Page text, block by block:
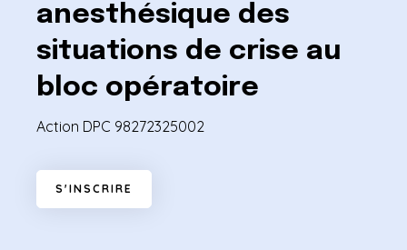
anesthésique des
situations de crise au
bloc opératoire
Action DPC 98272325002
S ' INS CRIRE